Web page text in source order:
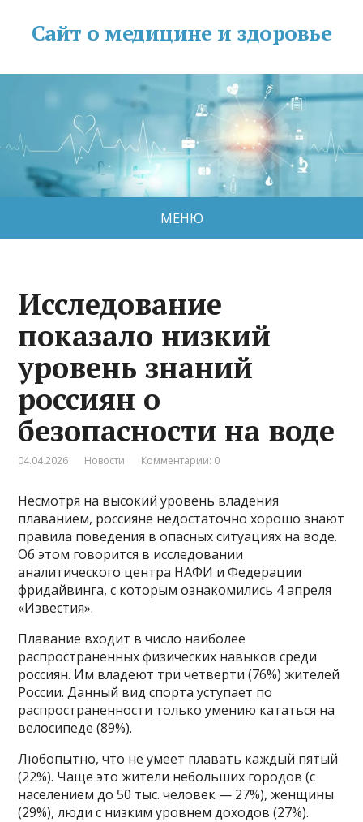
Сайт о медицине и здоровье
МЕНЮ
Исследование
показало низкий
уровень знаний
россиян о
безопасности на воде
04.04.2026 Новости Комментарии: 0
Несмотря на высокий уровень владения
плаванием, россияне недостаточно хорошо знают
правила поведения в опасных ситуациях на воде.
Об этом говорится в исследовании
аналитического центра НАФИ и Федерации
фридайвинга, с которым ознакомились 4 апреля
«Известия».
Плавание входит в число наиболее
распространенных физических навыков среди
россиян. Им владеют три четверти (76%) жителей
России. Данный вид спорта уступает по
распространенности только умению кататься на
велосипеде (89%).
Любопытно, что не умеет плавать каждый пятый
(22%). Чаще это жители небольших городов (с
населением до 50 тыс. человек — 27%), женщины
(29%), люди с низким уровнем доходов (27%).